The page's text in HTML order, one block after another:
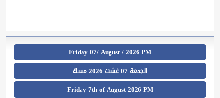
Friday 07/ August / 2026 PM
الجمعة 07 غشت 2026 مساءً
Friday 7th of August 2026 PM